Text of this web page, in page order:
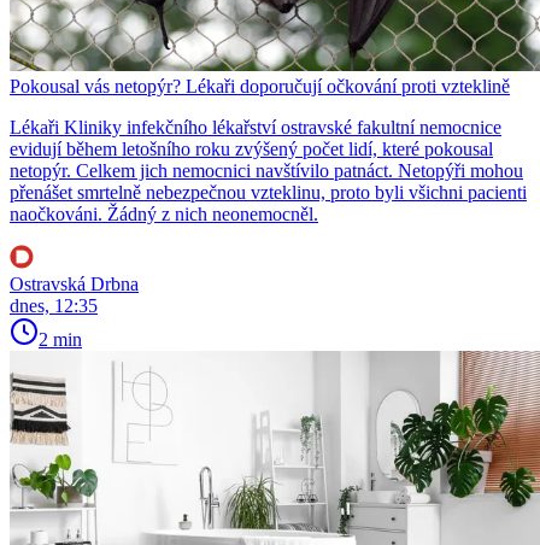
Pokousal vás netopýr? Lékaři doporučují očkování proti vzteklině
Lékaři Kliniky infekčního lékařství ostravské fakultní nemocnice
evidují během letošního roku zvýšený počet lidí, které pokousal
netopýr. Celkem jich nemocnici navštívilo patnáct. Netopýři mohou
přenášet smrtelně nebezpečnou vzteklinu, proto byli všichni pacienti
naočkováni. Žádný z nich neonemocněl.
Ostravská Drbna
dnes, 12:35
2 min